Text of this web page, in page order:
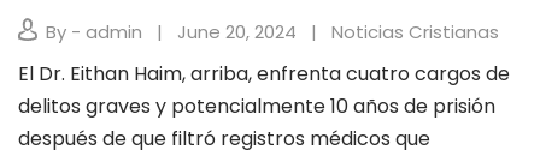
By - admin June 20, 2024 Noticias Cristianas
El Dr. Eithan Haim, arriba, enfrenta cuatro cargos de
delitos graves y potencialmente 10 años de prisión
después de que filtró registros médicos que